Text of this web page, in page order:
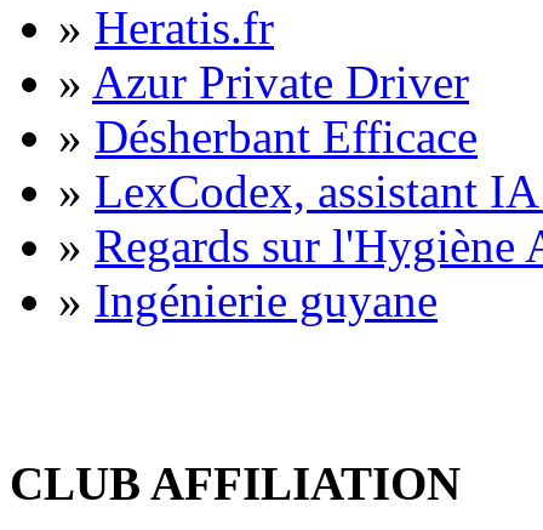
» Heratis.fr
» Azur Private Driver
» Désherbant Efficace
» LexCodex, assistant
» Regards sur l'Hygiène
» Ingénierie guyane
CLUB AFFILIATION